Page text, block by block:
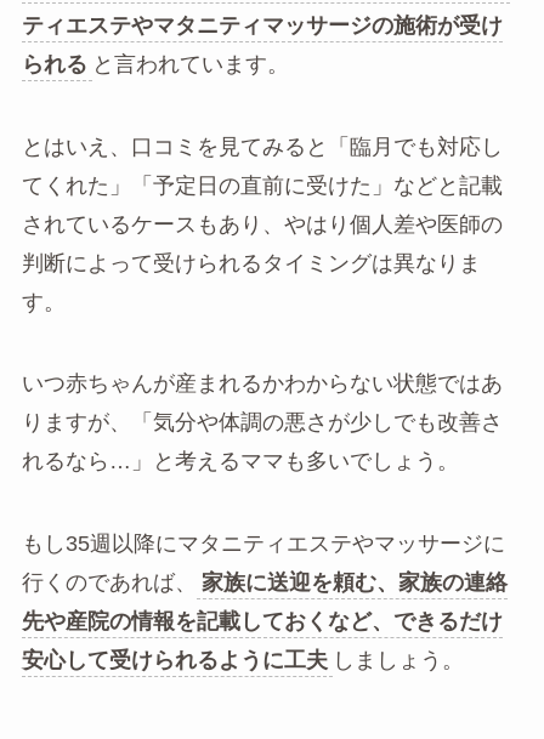
ティエステやマタニティマッサージの施術が受け
られる と言われています。
とはいえ、口コミを見てみると「臨月でも対応し
てくれた」「予定日の直前に受けた」などと記載
されているケースもあり、やはり個人差や医師の
判断によって受けられるタイミングは異なりま
す。
いつ赤ちゃんが産まれるかわからない状態ではあ
りますが、「気分や体調の悪さが少しでも改善さ
れるなら…」と考えるママも多いでしょう。
もし35週以降にマタニティエステやマッサージに
行くのであれば、
家族に送迎を頼む、家族の連絡
先や産院の情報を記載しておくなど、できるだけ
安心して受けられるように工夫 しましょう。